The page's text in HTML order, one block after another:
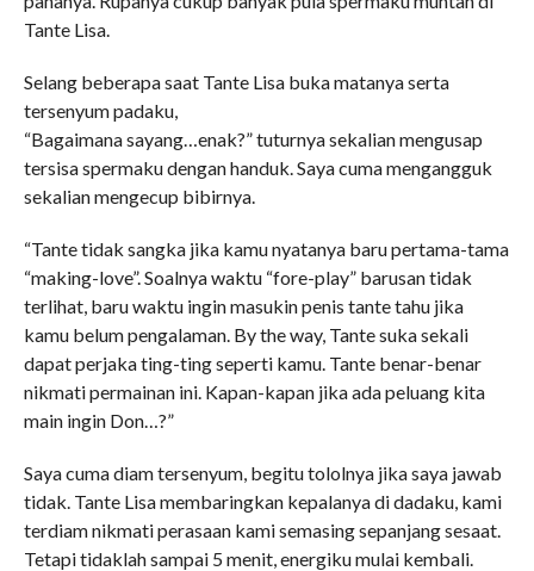
Tante Lisa.
Selang beberapa saat Tante Lisa buka matanya serta
tersenyum padaku,
“Bagaimana sayang…enak?” tuturnya sekalian mengusap
tersisa spermaku dengan handuk. Saya cuma mengangguk
sekalian mengecup bibirnya.
“Tante tidak sangka jika kamu nyatanya baru pertama-tama
“making-love”. Soalnya waktu “fore-play” barusan tidak
terlihat, baru waktu ingin masukin penis tante tahu jika
kamu belum pengalaman. By the way, Tante suka sekali
dapat perjaka ting-ting seperti kamu. Tante benar-benar
nikmati permainan ini. Kapan-kapan jika ada peluang kita
main ingin Don…?”
Saya cuma diam tersenyum, begitu tololnya jika saya jawab
tidak. Tante Lisa membaringkan kepalanya di dadaku, kami
terdiam nikmati perasaan kami semasing sepanjang sesaat.
Tetapi tidaklah sampai 5 menit, energiku mulai kembali.